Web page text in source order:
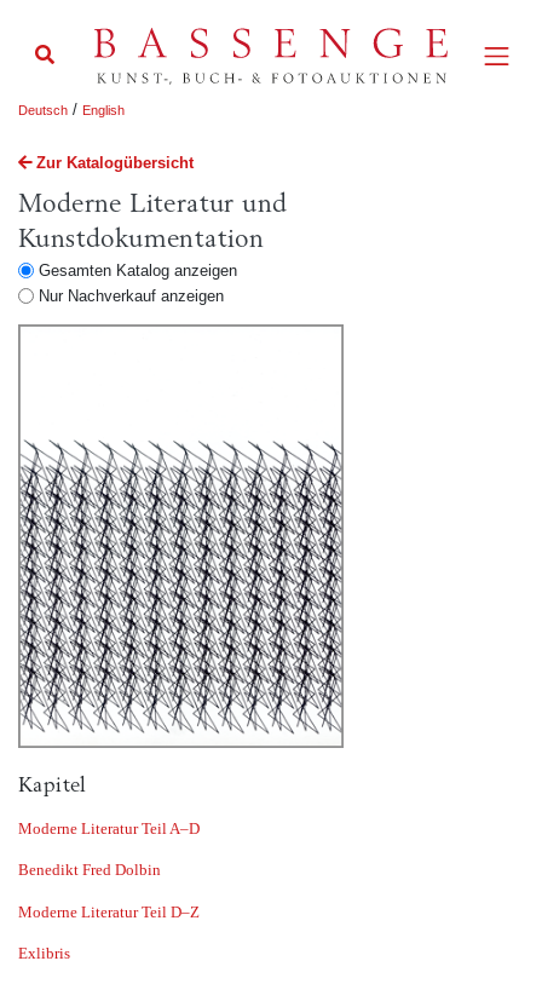
Deutsch / English
Zur Katalogübersicht
Moderne Literatur und
Kunstdokumentation
Gesamten Katalog anzeigen
Nur Nachverkauf anzeigen
Kapitel
Moderne Literatur Teil A–D
Benedikt Fred Dolbin
Moderne Literatur Teil D–Z
Exlibris